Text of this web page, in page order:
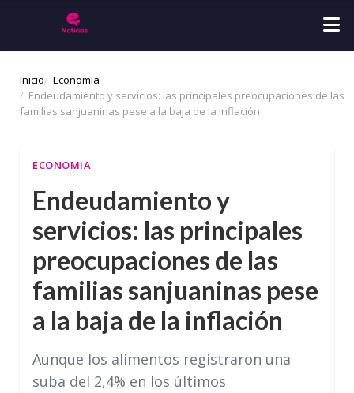
Inicio
Economia
Endeudamiento y servicios: las principales preocupaciones de las
familias sanjuaninas pese a la baja de la inflación
ECONOMIA
Endeudamiento y
servicios: las principales
preocupaciones de las
familias sanjuaninas pese
a la baja de la inflación
Aunque los alimentos registraron una
suba del 2,4% en los últimos